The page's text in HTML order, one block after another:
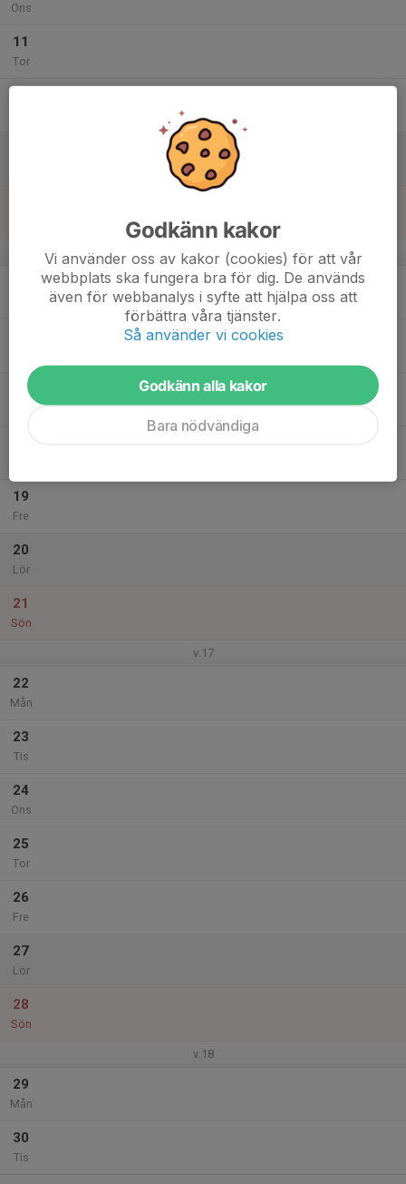
Ons
11
Tor
v.16
17
19
Fre
20
Lör
21
Sön
v.17
22
Mån
23
Tis
24
Ons
25
Tor
26
Fre
27
Lör
28
Sön
v.18
29
Mån
30
Tis
Godkänn kakor
Vi använder oss av kakor (cookies) för att vår
webbplats ska fungera bra för dig. De används
även för webbanalys i syfte att hjälpa oss att
förbättra våra tjänster.
Så använder vi cookies
Godkänn alla kakor
Bara nödvändiga